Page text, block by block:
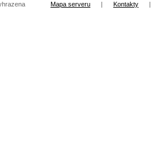
Mapa serveru | Kontakty |